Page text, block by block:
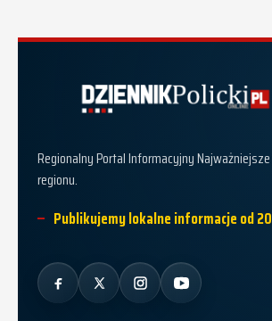
Regionalny Portal Informacyjny
regionu.
Publikujemy lokalne informacje od